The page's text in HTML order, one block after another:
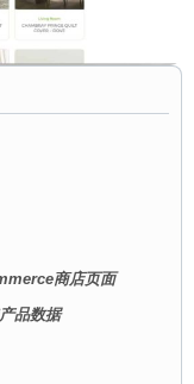
商店页面
品数据